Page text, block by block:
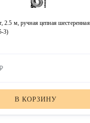
м, ручная цепная шестеренная
3)
В КОРЗИНУ